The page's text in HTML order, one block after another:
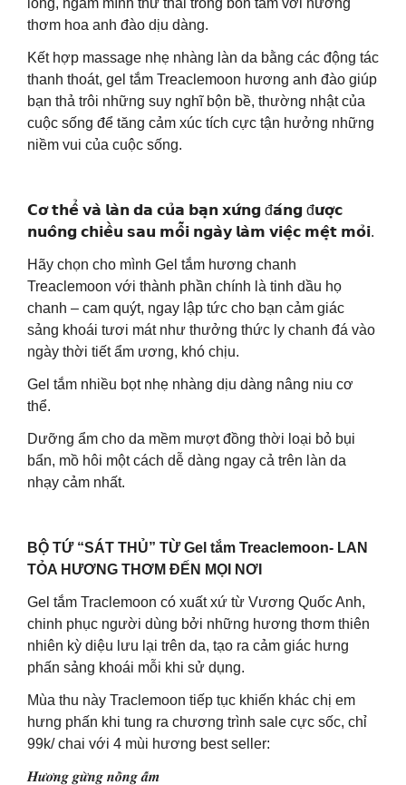
lỏng, ngâm mình thư thái trong bồn tắm với hương
thơm hoa anh đào dịu dàng.
Kết hợp massage nhẹ nhàng làn da bằng các động tác
thanh thoát, gel tắm Treaclemoon hương anh đào giúp
bạn thả trôi những suy nghĩ bộn bề, thường nhật của
cuộc sống để tăng cảm xúc tích cực tận hưởng những
niềm vui của cuộc sống.
𝗖𝗼̛ 𝘁𝗵𝗲̂̉ 𝘃𝗮̀ 𝗹𝗮̀𝗻 𝗱𝗮 𝗰𝘂̉𝗮 𝗯𝗮̣𝗻 𝘅𝘂̛́𝗻𝗴 đ𝗮́𝗻𝗴 đ𝘂̛𝗼̛̣𝗰
𝗻𝘂𝗼̂𝗻𝗴 𝗰𝗵𝗶𝗲̂̀𝘂 𝘀𝗮𝘂 𝗺𝗼̂̃𝗶 𝗻𝗴𝗮̀𝘆 𝗹𝗮̀𝗺 𝘃𝗶𝗲̣̂𝗰 𝗺𝗲̣̂𝘁 𝗺𝗼̉𝗶.
Hãy chọn cho mình Gel tắm hương chanh
Treaclemoon với thành phần chính là tinh dầu họ
chanh – cam quýt, ngay lập tức cho bạn cảm giác
sảng khoái tươi mát như thưởng thức ly chanh đá vào
ngày thời tiết ẩm ương, khó chịu.
Gel tắm nhiều bọt nhẹ nhàng dịu dàng nâng niu cơ
thể.
Dưỡng ẩm cho da mềm mượt đồng thời loại bỏ bụi
bẩn, mồ hôi một cách dễ dàng ngay cả trên làn da
nhạy cảm nhất.
BỘ TỨ “SÁT THỦ” TỪ Gel tắm Treaclemoon- LAN
TỎA HƯƠNG THƠM ĐẾN MỌI NƠI
Gel tắm Traclemoon có xuất xứ từ Vương Quốc Anh,
chinh phục người dùng bởi những hương thơm thiên
nhiên kỳ diệu lưu lại trên da, tạo ra cảm giác hưng
phấn sảng khoái mỗi khi sử dụng.
Mùa thu này Traclemoon tiếp tục khiến khác chị em
hưng phấn khi tung ra chương trình sale cực sốc, chỉ
99k/ chai với 4 mùi hương best seller:
𝑯𝒖̛𝒐̛𝒏𝒈 𝒈𝒖̛̀𝒏𝒈 𝒏𝒐̂̀𝒏𝒈 𝒂̂́𝒎